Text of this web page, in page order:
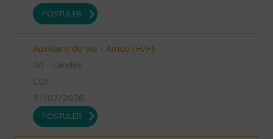
POSTULER
Auxiliaire de vie - Amou (H/F)
40 - Landes
CDI
31/07/2026
POSTULER